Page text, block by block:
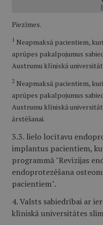
Piezīmes.
1 Neapmaksā pacientiem,
aprūpes pakalpojumus
Austrumu klīniskā
2 Neapmaksā pacientiem,
aprūpes pakalpojumus
Austrumu klīniskā
ārstēšanai.
3.3. lielo locītavu
implantus pacientiem,
programmā "Revīzijas
endoprotezēšana
pacientiem".
4. Valsts sabiedrībai ar
klīniskā universitātes